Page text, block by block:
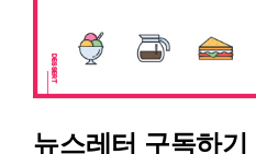
뉴스레터 구독하기